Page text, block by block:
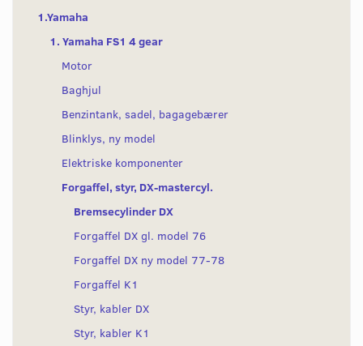
1.Yamaha
1. Yamaha FS1 4 gear
Motor
Baghjul
Benzintank, sadel, bagagebærer
Blinklys, ny model
Elektriske komponenter
Forgaffel, styr, DX-mastercyl.
Bremsecylinder DX
Forgaffel DX gl. model 76
Forgaffel DX ny model 77-78
Forgaffel K1
Styr, kabler DX
Styr, kabler K1